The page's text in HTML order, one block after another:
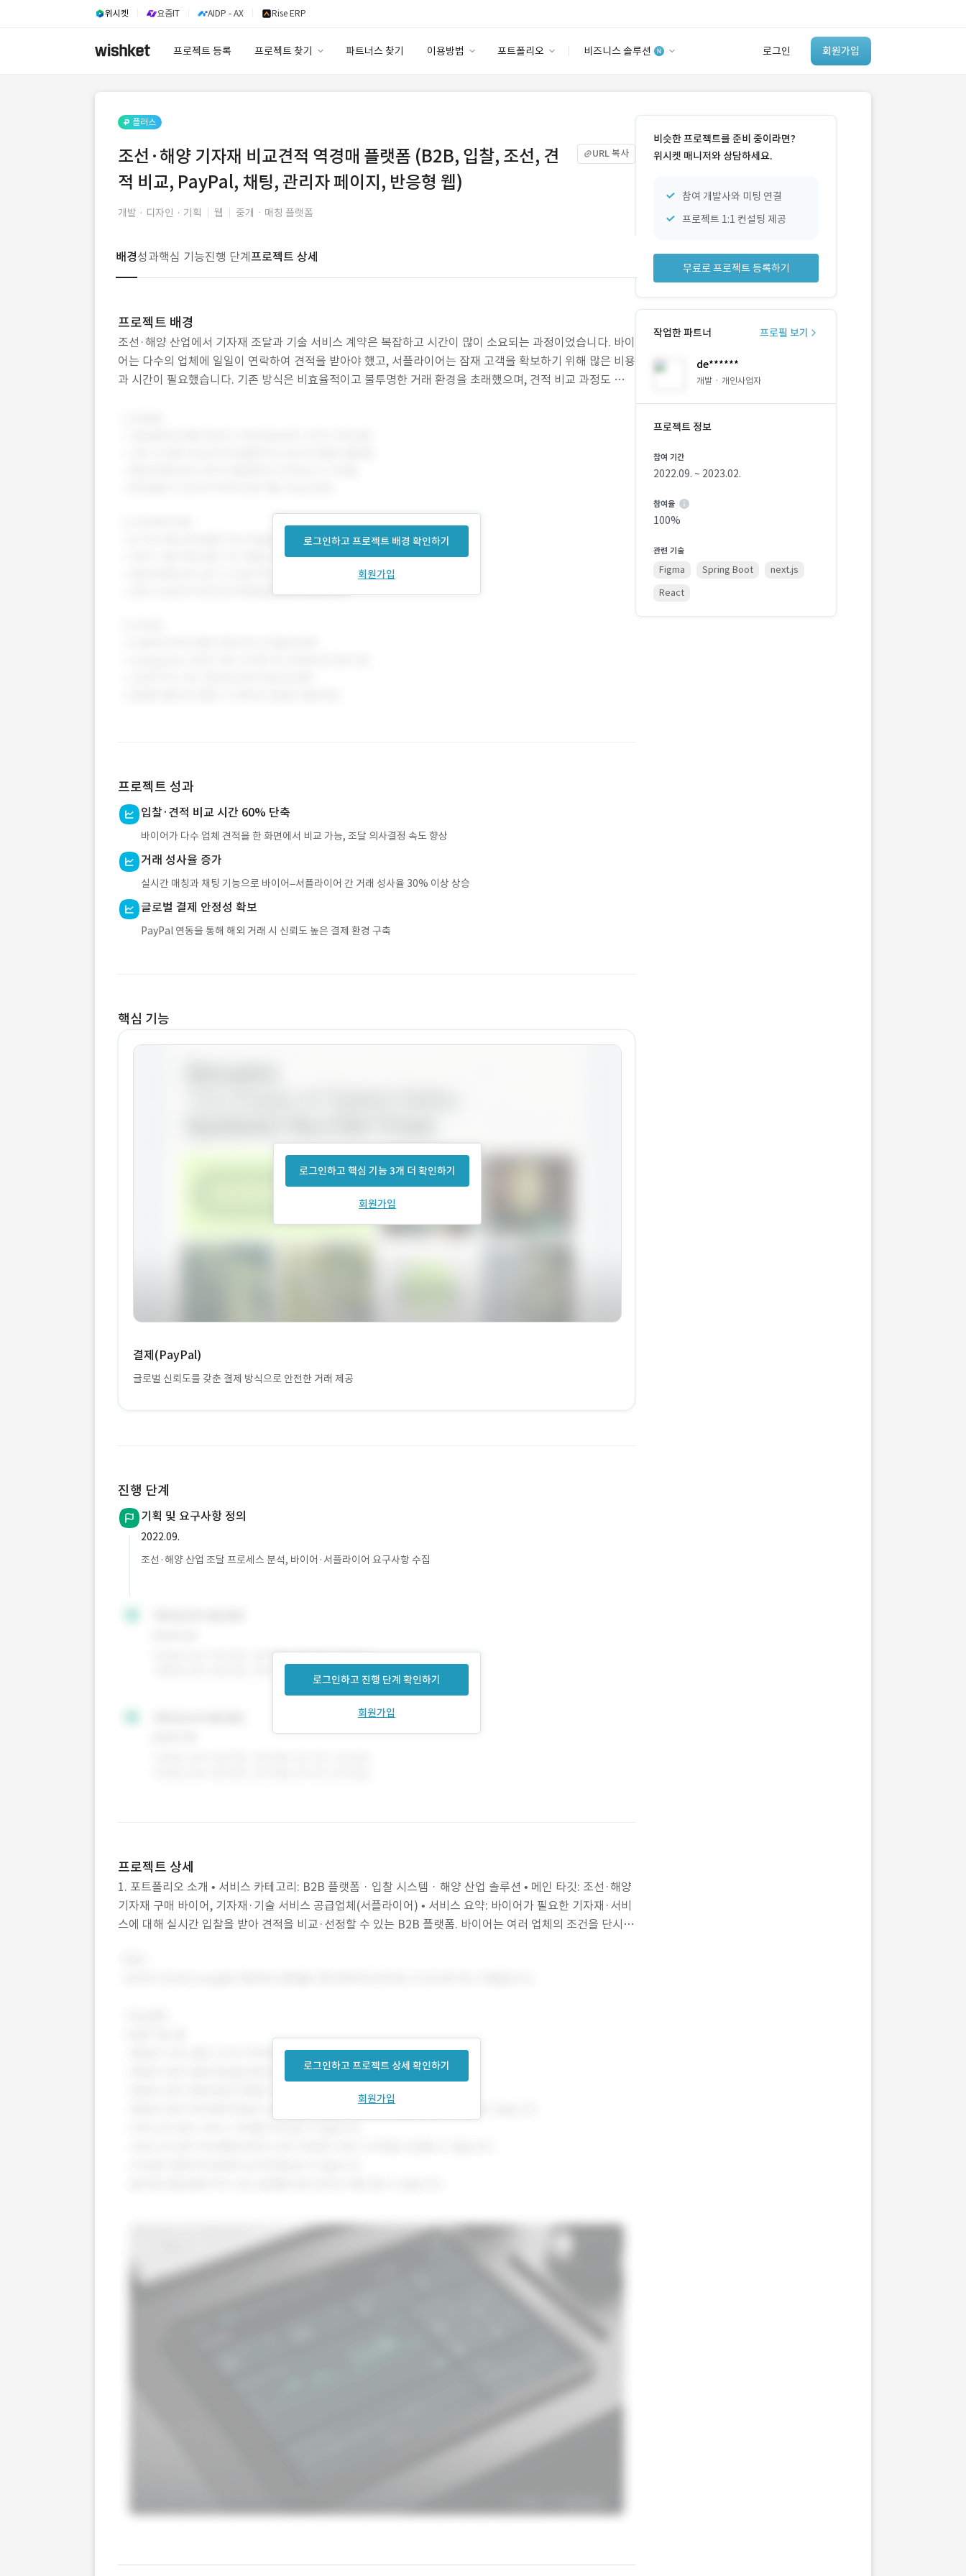
위시켓 요즘IT AIDP - AX Rise ERP
프로젝트 등록 프로젝트 찾기 파트너스 찾기 이용방법 포트폴리오 비즈니스 솔루션 로그인 회원가입
고객센터
안심 코드 케어
스토어
‘이런 거’ 만들어본
개발 회사 있어?
플러스
조선·해양 기자재 비교견적 역경매 플랫폼 (B2B, 입찰, 조선, 견
적 비교, PayPal, 채팅, 관리자 페이지, 반응형 웹)
URL 복사
개발 · 디자인 · 기획 웹 중개ㆍ매칭 플랫폼
배경성과핵심 기능진행 단계 프로젝트 상세
프로젝트 배경
조선·해양 산업에서 기자재 조달과 기술 서비스 계약은 복잡하고 시간이 많이 소요되는 과정이었습니다. 바이
어는 다수의 업체에 일일이 연락하여 견적을 받아야 했고, 서플라이어는 잠재 고객을 확보하기 위해 많은 비용
과 시간이 필요했습니다. 기존 방식은 비효율적이고 불투명한 거래 환경을 초래했으며, 견적 비교 과정도 체계
로그인하고 프로젝트 배경 확인하기
회원가입
프로젝트 성과
입찰·견적 비교 시간 60% 단축
바이어가 다수 업체 견적을 한 화면에서 비교 가능, 조달 의사결정 속도 향상
거래 성사율 증가
실시간 매칭과 채팅 기능으로 바이어–서플라이어 간 거래 성사율 30% 이상 상승
글로벌 결제 안정성 확보
PayPal 연동을 통해 해외 거래 시 신뢰도 높은 결제 환경 구축
핵심 기능
로그인하고 핵심 기능 3개 더 확인하기
회원가입
결제(PayPal)
글로벌 신뢰도를 갖춘 결제 방식으로 안전한 거래 제공
진행 단계
기획 및 요구사항 정의
2022.09.
조선·해양 산업 조달 프로세스 분석, 바이어·서플라이어 요구사항 수집
로그인하고 진행 단계 확인하기
회원가입
프로젝트 상세
1. 포트폴리오 소개 • 서비스 카테고리: B2B 플랫폼 · 입찰 시스템 · 해양 산업 솔루션 • 메인 타깃: 조선·해양
기자재 구매 바이어, 기자재·기술 서비스 공급업체(서플라이어) • 서비스 요약: 바이어가 필요한 기자재·서비
스에 대해 실시간 입찰을 받아 견적을 비교·선정할 수 있는 B2B 플랫폼. 바이어는 여러 업체의 조건을 단시간
로그인하고 프로젝트 상세 확인하기
회원가입
비슷한 프로젝트를 준비 중이라면?
위시켓 매니저와 상담하세요.
참여 개발사와 미팅 연결
프로젝트 1:1 컨설팅 제공
무료로 프로젝트 등록하기
작업한 파트너 프로필 보기
de******
개발 · 개인사업자
프로젝트 정보
참여 기간
2022.09. ~ 2023.02.
참여율
100%
관련 기술
Figma Spring Boot
next.js
React